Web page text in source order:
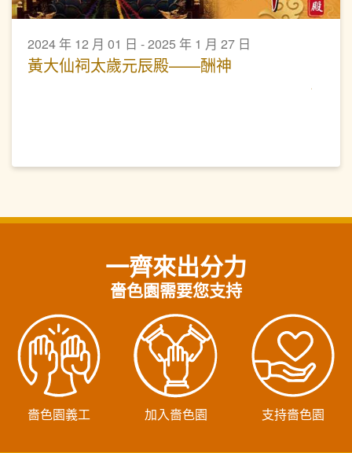
2024 年 12 月 01 日 - 2025 年 1 月 27 日
黃大仙祠太歲元辰殿——酬神
一齊來出分力
嗇色園需要您支持
嗇色園義工 加入嗇色園 支持嗇色園